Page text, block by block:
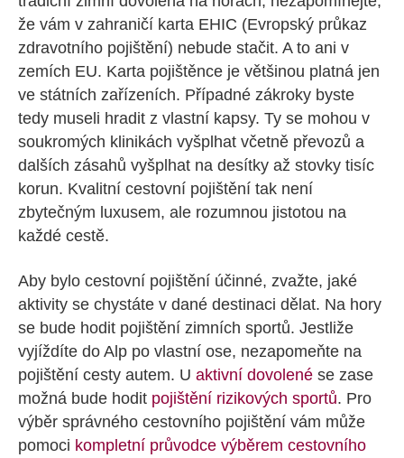
že vám v zahraničí karta EHIC (Evropský průkaz
zdravotního pojištění) nebude stačit. A to ani v
zemích EU. Karta pojištěnce je většinou platná jen
ve státních zařízeních. Případné zákroky byste
tedy museli hradit z vlastní kapsy. Ty se mohou v
soukromých klinikách vyšplhat včetně převozů a
dalších zásahů vyšplhat na desítky až stovky tisíc
korun. Kvalitní cestovní pojištění tak není
zbytečným luxusem, ale rozumnou jistotou na
každé cestě.
Aby bylo cestovní pojištění účinné, zvažte, jaké
aktivity se chystáte v dané destinaci dělat. Na hory
se bude hodit pojištění zimních sportů. Jestliže
vyjíždíte do Alp po vlastní ose, nezapomeňte na
pojištění cesty autem. U aktivní dovolené se zase
možná bude hodit pojištění rizikových sportů. Pro
výběr správného cestovního pojištění vám může
pomoci kompletní průvodce výběrem cestovního